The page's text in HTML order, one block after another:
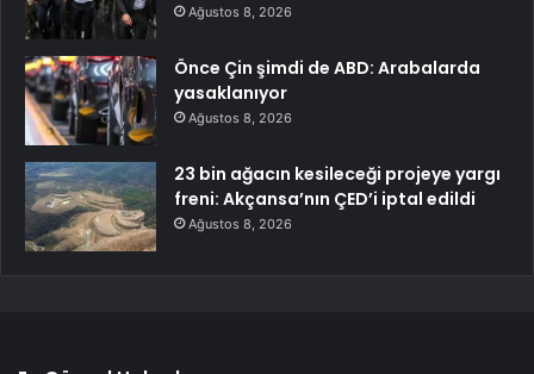
Ağustos 8, 2026
Önce Çin şimdi de ABD: Arabalarda
yasaklanıyor
Ağustos 8, 2026
23 bin ağacın kesileceği projeye yargı
freni: Akçansa’nın ÇED’i iptal edildi
Ağustos 8, 2026